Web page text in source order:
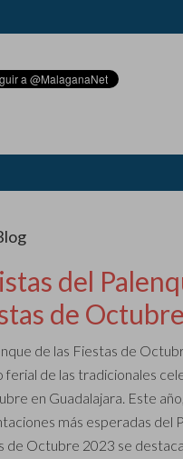
del
de
de las Fiestas de
ferial de las tradicionales
en Guadalajara. Este
más esperadas del
de Octubre 2023 se